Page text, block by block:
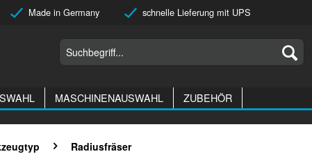
Made in Germany schnelle Lieferung mit UPS
MASCHINENAUSWAHL ZUBEHÖR
Radiusfräser